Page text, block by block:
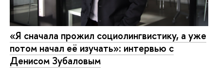
«Я сначала прожил социолингвистику, а уже
потом начал её изучать»: интервью с
Денисом Зубаловым